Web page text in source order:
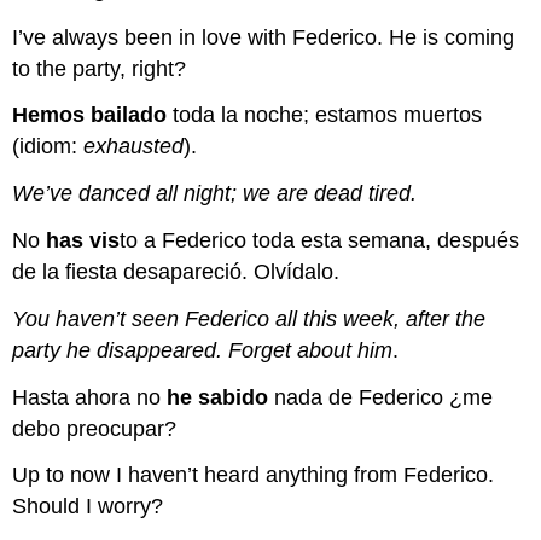
I’ve always been in love with Federico. He is coming
to the party, right?
Hemos bailado toda la noche; estamos muertos
(idiom:exhausted).
We’ve danced all night; we are dead tired.
No hasvisto a Federico toda esta semana, después
de la fiesta desapareció. Olvídalo.
You haven’t seen Federico all this week, after the
party he disappeared.Forget about him.
Hasta ahora no he sabido nada de Federico ¿me
debo preocupar?
Up to now I haven’t heard anything from Federico.
Should I worry?